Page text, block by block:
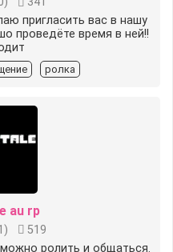
пригласить вас в нашу
проведёте время в ней!!
ролка
au rp
)
519
ролить и общаться.